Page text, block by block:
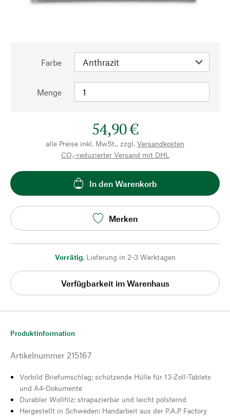
Farbe
Menge
54,90 €
alle Preise inkl. MwSt., zzgl. Versandkosten
CO₂-reduzierter Versand mit DHL
In den Warenkorb
Merken
Vorrätig, Lieferung in 2-3 Werktagen
Verfügbarkeit im Warenhaus
Produktinformation
Artikelnummer 215167
Vorbild Briefumschlag: schützende Hülle für 13-Zoll-Tablets
und A4-Dokumente
Durabler Wollfilz: strapazierbar und leicht polsternd
Hergestellt in Schweden: Handarbeit aus der P.A.P Factory